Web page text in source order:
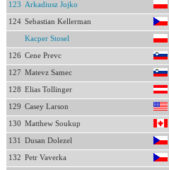
123 Arkadiusz Jojko
124 Sebastian Kellerman
Kacper Stosel
126 Cene Prevc
127 Matevz Samec
128 Elias Tollinger
129 Casey Larson
130 Matthew Soukup
131 Dusan Dolezel
132 Petr Vaverka